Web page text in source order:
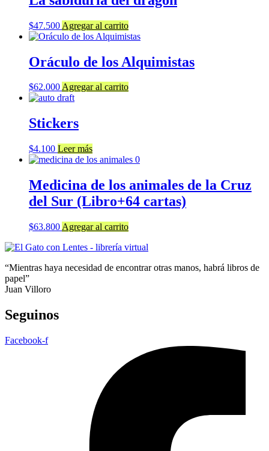
$47.500 Agregar al carrito
Oráculo de los Alquimistas
$62.000Agregar al carrito
Stickers
$4.100 Leer más
Medicina de los animales de la Cruz
del Sur (Libro+64 cartas)
$63.800 Agregar al carrito
“Mientras haya necesidad de encontrar otras manos, habrá libros de
papel”
Juan Villoro
Seguinos
Facebook-f